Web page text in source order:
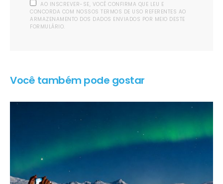
AO INSCREVER-SE, VOCÊ CONFIRMA QUE LEU E
CONCORDA COM NOSSOS TERMOS DE USO REFERENTES AO
ARMAZENAMENTO DOS DADOS ENVIADOS POR MEIO DESTE
FORMULÁRIO.
Você também pode gostar